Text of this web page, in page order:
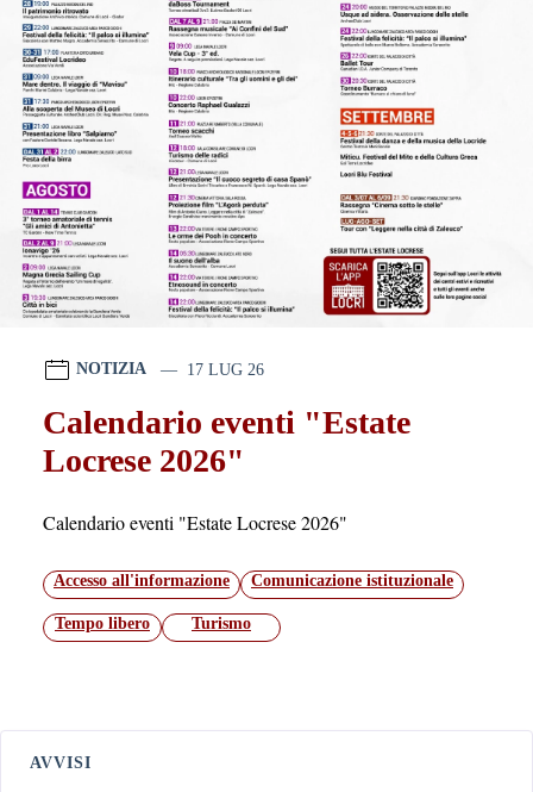
NOTIZIA 17 LUG 26
Calendario eventi "Estate
Locrese 2026"
Calendario eventi "Estate Locrese 2026"
Accesso all'informazione Comunicazione istituzionale
Tempo libero Turismo
AVVISI